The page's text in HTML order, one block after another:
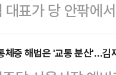
김 후보는 23일 '
회관을 방문했다.
보내며 주민들과
표가 당 안팎에
가 아니다"라며 "
고 했다.장동혁
체증 해법은 '교통 분산'…김